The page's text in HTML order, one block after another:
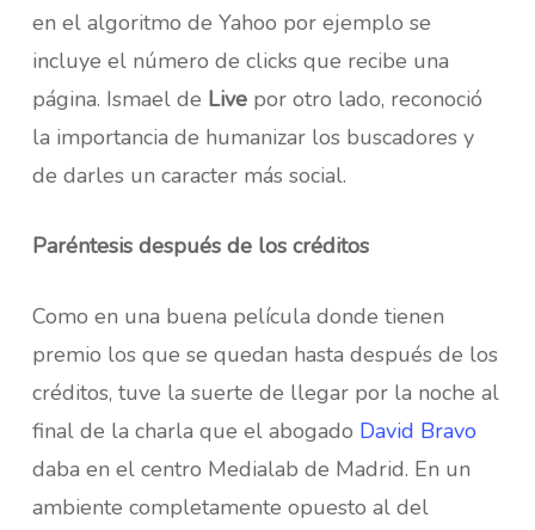
en el algoritmo de Yahoo por ejemplo se
incluye el número de clicks que recibe una
página. Ismael de Livepor otro lado, reconoció
la importancia de humanizar los buscadores y
de darles un caracter más social.
Paréntesis después de los créditos
Como en una buena película donde tienen
premio los que se quedan hasta después de los
créditos, tuve la suerte de llegar por la noche al
final de la charla que el abogado David Bravo
daba en el centro Medialab de Madrid. En un
ambiente completamente opuesto al del